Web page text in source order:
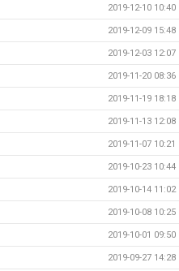
2019-12-10 10:40
2019-12-09 15:48
2019-12-03 12:07
2019-11-20 08:36
2019-11-19 18:18
2019-11-13 12:08
2019-11-07 10:21
2019-10-23 10:44
2019-10-14 11:02
2019-10-08 10:25
2019-10-01 09:50
2019-09-27 14:28